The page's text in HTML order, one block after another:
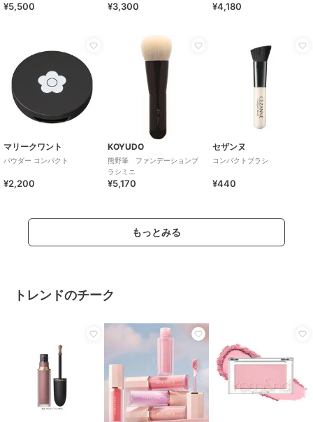
¥5,500 ¥3,300 ¥4,180
マリークワント
パウダー コンパクト
¥2,200
KOYUDO
熊野筆 ファンデーションブ
ラシミニ
¥5,170
セザンヌ
コンパクトブラシ
¥440
もっとみる
トレンドのチーク